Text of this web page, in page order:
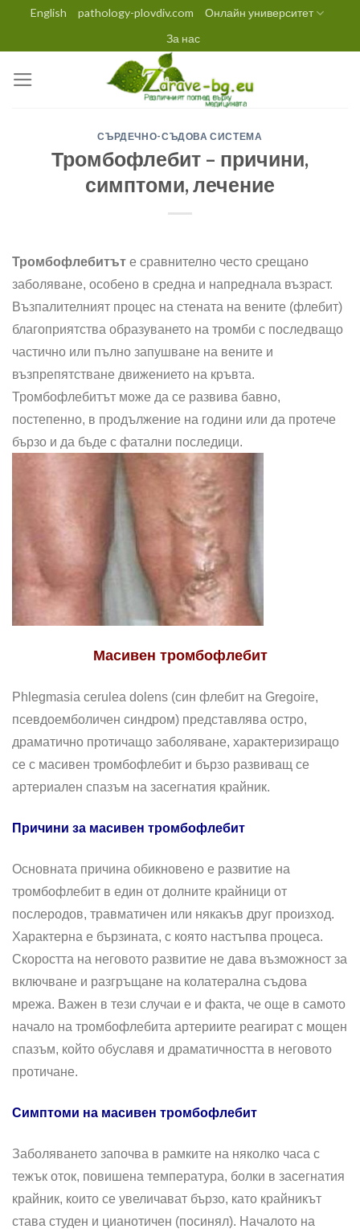
content
English pathology-plovdiv.com
Онлайн университет
За нас
СЪРДЕЧНО-СЪДОВА СИСТЕМА
Тромбофлебит – причини,
симптоми, лечение
Тромбофлебитът е сравнително често срещано
заболяване, особено в средна и напреднала възраст.
Възпалителният процес на стената на вените (флебит)
благоприятства образуването на тромби с последващо
частично или пълно запушване на вените и
възпрепятстване движението на кръвта.
Тромбофлебитът може да се развива бавно,
постепенно, в продължение на години или да протече
бързо и да бъде с фатални последици.
Масивен тромбофлебит
Phlegmasia cerulea dolens (син флебит на Gregoire,
псевдоемболичен синдром) представлява остро,
драматично протичащо заболяване, характеризиращо
се с масивен тромбофлебит и бързо развиващ се
артериален спазъм на засегнатия крайник.
Причини за масивен тромбофлебит
Основната причина обикновено е развитие на
тромбофлебит в един от долните крайници от
послеродов, трав­матичен или някакъв друг произход.
Характерна е бър­зината, с която настъпва процеса.
Скоростта на неговото развитие не дава възможност за
включване и разгръщане на колатерална съдова
мрежа. Важен в тези случаи е и факта, че още в самото
начало на тромбофлебита артериите реагират с мощен
спазъм, който обуславя и драматичността в неговото
протичане.
Симптоми на масивен тромбофлебит
Заболяването започва в рамките на няколко часа с
тежък оток, повишена температура, болки в засегнатия
крайник, ко­ито се увеличават бързо, като крайникът
става студен и цианотичен (посинял). Началото на